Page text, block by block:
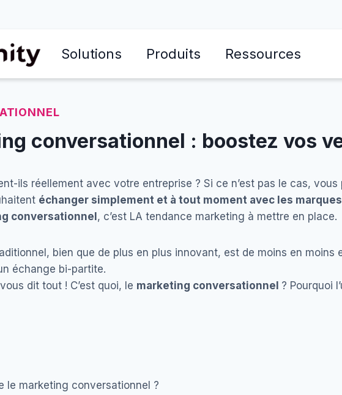
Solutions Produits Ressources
conversationnel : boostez vos
ils réellement avec votre entreprise ? Si ce n’est pas le cas,
échanger simplement et à tout moment avec les marques
conversationnel , c’est LA tendance marketing à mettre en place.
bien que de plus en plus innovant, est de moins en moins
échange bi-partite.
dit tout ! C’est quoi, le marketing conversationnel ? Pourquoi
le marketing conversationnel ?